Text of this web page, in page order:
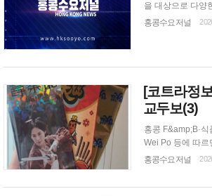
을 대상으로 다양한 무료 탑승 혜
일부터 7월 3일까
홍콩수요저널
[코트라정
교두보(3)
홍콩 F&amp;B·식품·주류 시장 트렌드 2. ‘감정 소비
Wei Po 등에 따르
·스토리·공감 등
홍콩수요저널